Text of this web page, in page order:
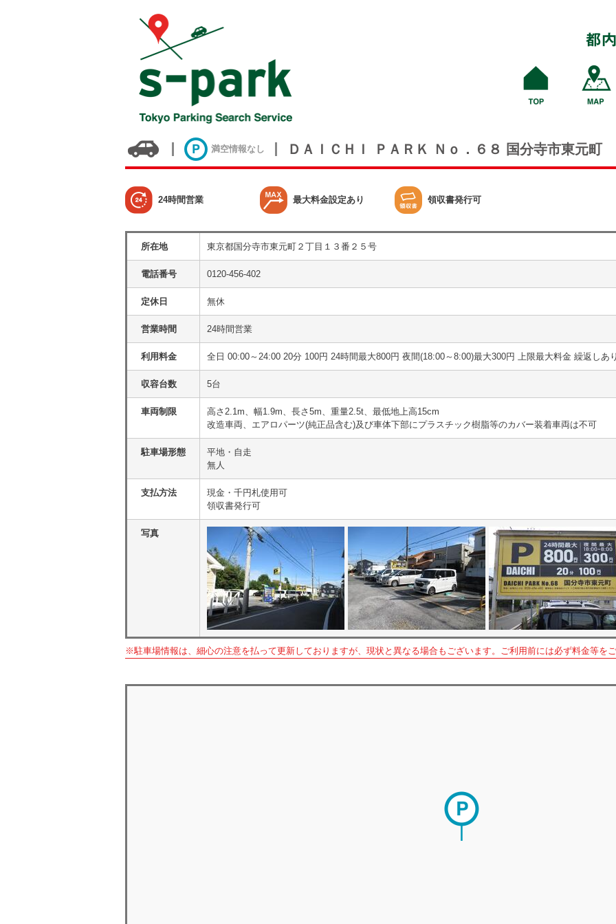
満空情報なし ＤＡＩＣＨＩ ＰＡＲＫ Ｎｏ．６８ 国分寺市東元町
24時間営業 最大料金設定あり 領収書発行可
所在地 東京都国分寺市東元町２丁目１３番２５号
電話番号 0120-456-402
定休日 無休
営業時間 24時間営業
利用料金 全日 00:00～24:00 20分 100円 24時間最大800円 夜間(18:00～8:00)最大300円 上限最大料金 繰返しあ
収容台数 5台
車両制限
高さ2.1m、幅1.9m、長さ5m、重量2.5t、最低地上高15cm
改造車両、エアロパーツ(純正品含む)及び車体下部にプラスチック樹脂等のカバー装着車両は不可
駐車場形態
平地・自走
無人
支払方法
現金・千円札使用可
領収書発行可
写真
※駐車場情報は、細心の注意を払って更新しておりますが、現状と異なる場合もございます。ご利用前には必ず料金等を